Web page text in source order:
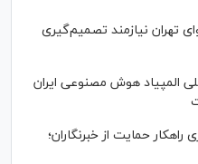
تهران نیازمند تصمیم‌گیری
هوش مصنوعی ایران
حمایت از خبرنگاران؛